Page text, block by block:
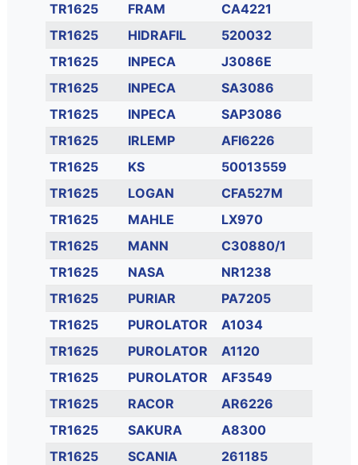
TR1625
FRAM
CA4221
TR1625
HIDRAFIL
520032
TR1625
INPECA
J3086E
TR1625
INPECA
SA3086
TR1625
INPECA
SAP3086
TR1625
IRLEMP
AFI6226
TR1625
KS
50013559
TR1625
LOGAN
CFA527M
TR1625
MAHLE
LX970
TR1625
MANN
C30880/1
TR1625
NASA
NR1238
TR1625
PURIAR
PA7205
TR1625
PUROLATOR
A1034
TR1625
PUROLATOR
A1120
TR1625
PUROLATOR
AF3549
TR1625
RACOR
AR6226
TR1625
SAKURA
A8300
TR1625
SCANIA
261185